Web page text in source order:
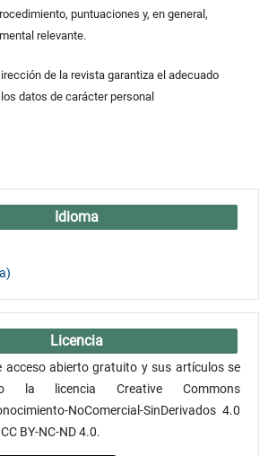
puntuaciones y, en general,
relevante.
de la revista garantiza el adecuado
datos de carácter personal
Idioma
Licencia
acceso abierto gratuito y sus artículos se
la licencia Creative Commons
NoComercial-SinDerivados 4.0
BY-NC-ND 4.0.